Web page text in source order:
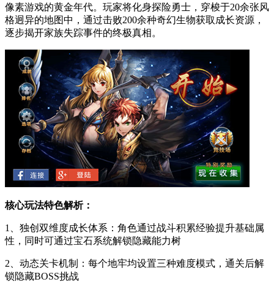
像素游戏的黄金年代。玩家将化身探险勇士，穿梭于20余张风
格迥异的地图中，通过击败200余种奇幻生物获取成长资源，
逐步揭开家族失踪事件的终极真相。
核心玩法特色解析：
1、独创双维度成长体系：角色通过战斗积累经验提升基础属
性，同时可通过宝石系统解锁隐藏能力树
2、动态关卡机制：每个地牢均设置三种难度模式，通关后解
锁隐藏BOSS挑战